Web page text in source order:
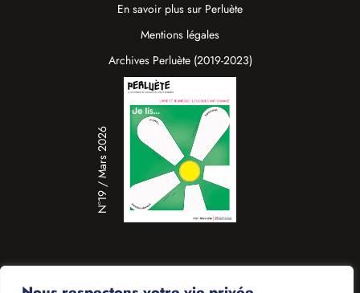
En savoir plus sur Perluète
Mentions légales
Archives Perluète (2019-2023)
N°19 / Mars 2026